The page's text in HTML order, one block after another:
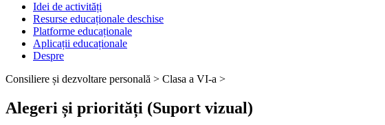
Idei de activități
Resurse educaționale deschise
Platforme educaționale
Aplicații educaționale
Despre
Consiliere și dezvoltare personală > Clasa a VI-a >
Alegeri și priorități (Suport vizual)